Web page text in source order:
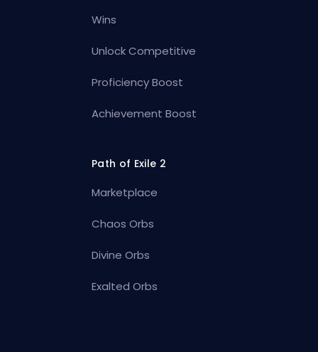
Wins
Unlock Competitive
Proficiency Boost
Achievement Boost
Path of Exile 2
Marketplace
Chaos Orbs
Divine Orbs
Exalted Orbs